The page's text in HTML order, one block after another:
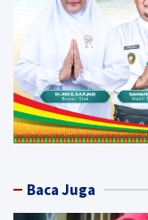
Baca Juga